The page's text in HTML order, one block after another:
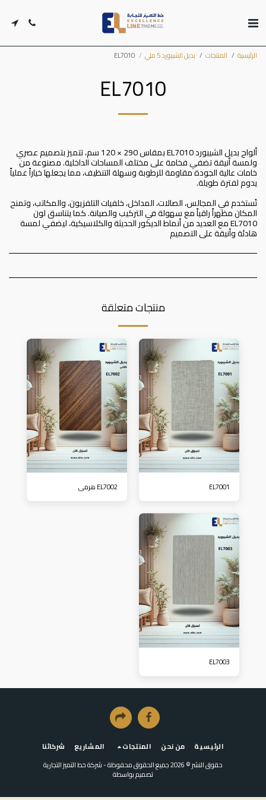
الرئيسية المنتجات بديل الشيبورد 5 ملي EL7010
EL7010
ألواح بديل الشيبورد EL7010 بمقاس 290 × 120 سم، تتميز بتصميم عصري
ولمسة أنيقة تضفي فخامة على مختلف المساحات الداخلية. مصنوعة من
خامات عالية الجودة مقاومة للرطوبة وسهلة التنظيف، مما يجعلها خياراً عملياً
تُستخدم في المجالس، الصالات، المداخل، خلفيات التلفزيون، والمكاتب، وتمنح
المكان مظهراً راقياً مع سهولة في التركيب والصيانة. كما يتناسق لون
EL7010 مع العديد من أنماط الديكور الحديثة والكلاسيكية، ليضفي لمسة
هادئة وأنيقة على التصميم
منتجات متعلقة
EL7001 EL7002 هرمي
EL7003
الرئيسية من نحن المنتجات المشاريع
شركائنا
حقوق النشر © 2026 جميع الحقوق محفوظة -
شركة خط التميز التجارية
تصميم بواسطة